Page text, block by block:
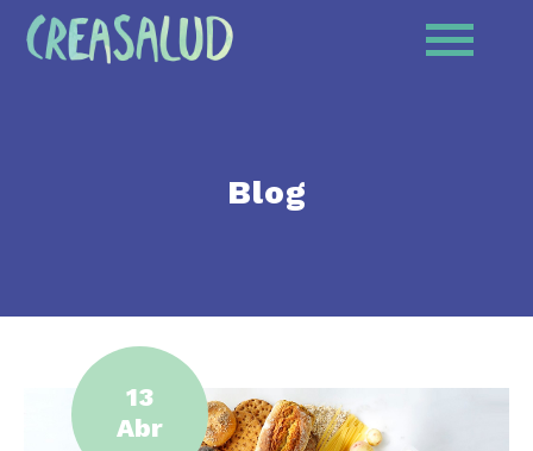
Blog
13
Abr